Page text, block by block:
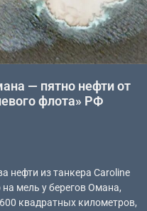
— пятно нефти от
флота» РФ
нефти из танкера Caroline
на мель у берегов Омана,
квадратных километров,